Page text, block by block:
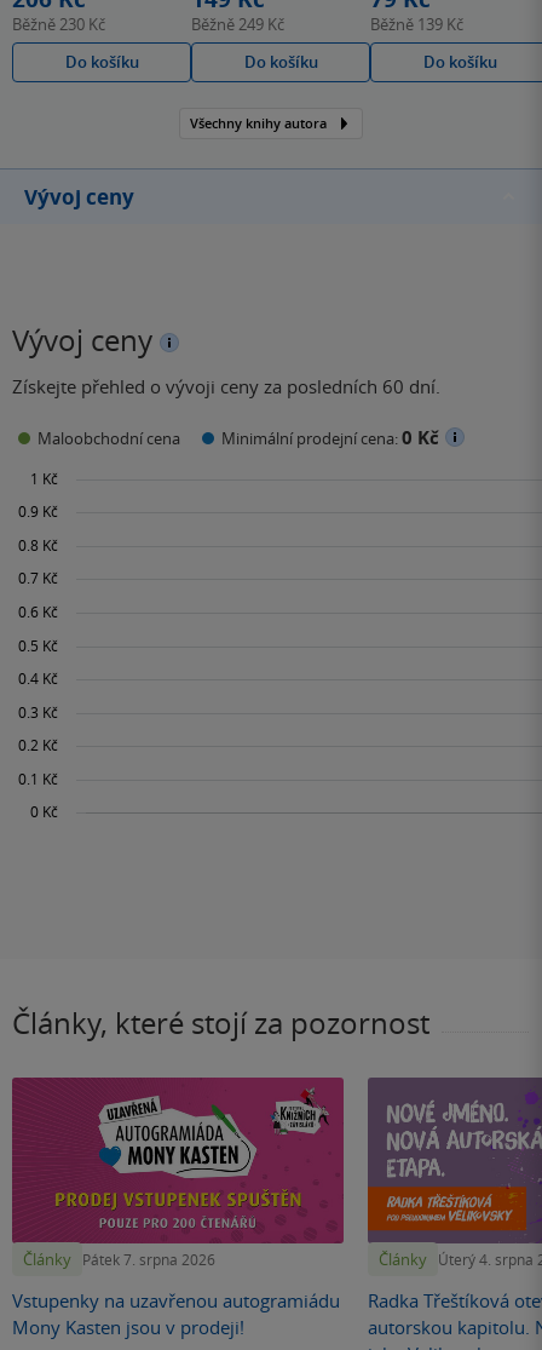
Běžně230 Kč
Do košíku
Běžně249 Kč
Do košíku
Běžně 139 Kč
Do košíku
Všechny knihy autora
Vývoj ceny
Vývoj ceny
Získejte přehled o vývoji ceny za posledních 60 dní.
Maloobchodní cena Minimální prodejní cena:0 Kč
Články, které stojí za pozornost
Články Pátek 7. srpna 2026
Vstupenky na uzavřenou autogramiádu
Mony Kasten jsou v prodeji!
Články Úterý 4. srpna
Radka Třeštíková
autorskou kapitolu.